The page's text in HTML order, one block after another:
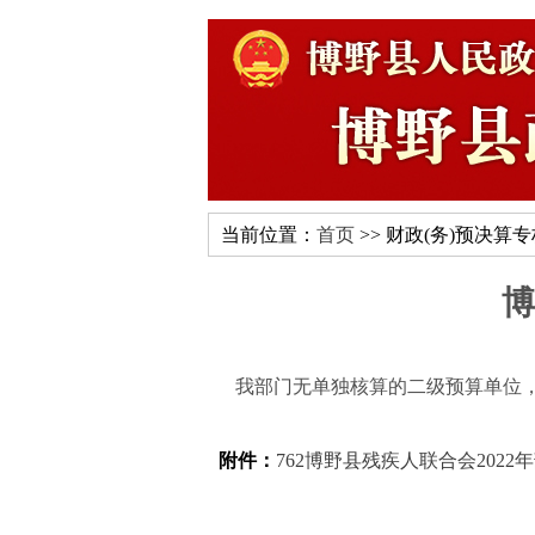
当前位置： 首页 >> 财政(务)预决算专
我部门无单独核算的二级预算单位
附件： 762博野县残疾人联合会2022